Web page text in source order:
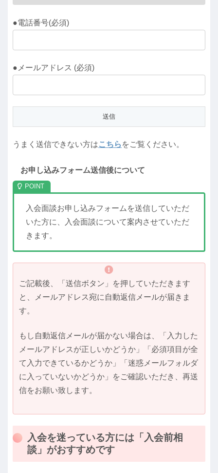
●電話番号(必須)
●メールアドレス (必須)
うまく送信できない方はこちら をご覧ください。
お申し込みフォーム送信後について
入会面談お申し込みフォームを送信していただ
いた方に、入会面談について案内させていただ
きます。
ご記載後、「送信ボタン」を押していただきます
と、メールアドレス宛に自動返信メールが届きま
す。
もし自動返信メールが届かない場合は、「入力した
メールアドレスが正しいかどうか」「必須項目が全
て入力できているかどうか」「迷惑メールフォルダ
に入っていないかどうか」をご確認いただき、再送
信をお願い致します。
入会を迷っている方には「入会前相
談」がおすすめです